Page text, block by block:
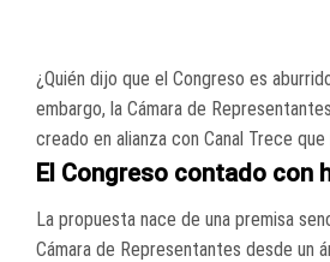
¿Quién dijo que el Congreso es
embargo, la Cámara de
creado en alianza con Canal Trece
El Congreso contado con
La propuesta nace de una premisa
Cámara de Representantes desde un